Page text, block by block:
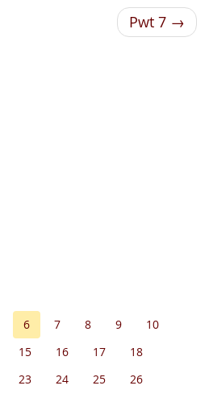
Pwt 7 →
6 7 8 9
10
15 16 17
18
23 24 25
26